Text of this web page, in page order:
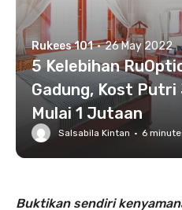
Rukees 101 · 26 May 2022
5 Kelebihan
Gadung, Kost
Mulai 1 Jutaan
Salsabila Kintan · 6
Buktikan sendiri